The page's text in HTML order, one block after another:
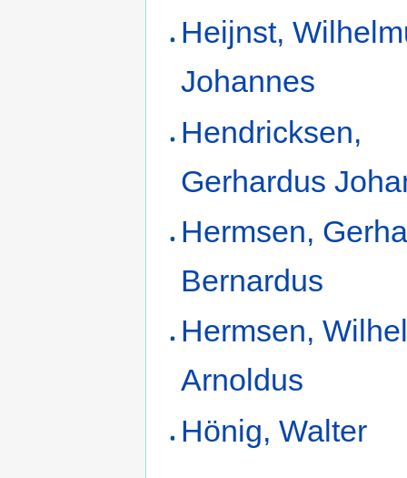
Heijnst,
Johannes
Hendricksen,
Gerhardus
Hermsen,
Bernardus
Hermsen,
Arnoldus
Hönig, Walter